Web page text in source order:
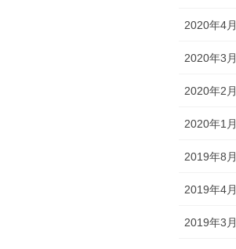
2020年4月
2020年3月
2020年2月
2020年1月
2019年8月
2019年4月
2019年3月